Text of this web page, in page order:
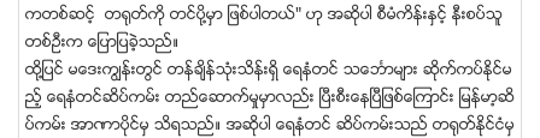
ကတစ္ဆင့္ တ႐ုတ္ကို တင္ပို႔မွာ ျဖစ္ပါတယ္" ဟု အဆိုပါ စီမံကိန္းႏွင့္ နီးစပ္သူ
တစ္ဦးက ေျပာျပခဲ့သည္။
ထို႔ျပင္ မေဒးကြၽန္းတြင္ တန္ခ်ိန္သံုးသိန္းရွိ ေရနံတင္ သေဘၤာမ်ား ဆိုက္ကပ္ႏုိင္မ
ည့္ ေရနံတင္ဆိပ္ကမ္း တည္ေဆာက္မႈမွာလည္း ၿပီးစီးေနၿပီျဖစ္ေၾကာင္း ျမန္မာ့ဆိ
ပ္ကမ္း အာဏာပိုင္မွ သိရသည္။ အဆိုပါ ေရနံတင္ ဆိပ္ကမ္းသည္ တ႐ုတ္ႏုိင္ငံမွ